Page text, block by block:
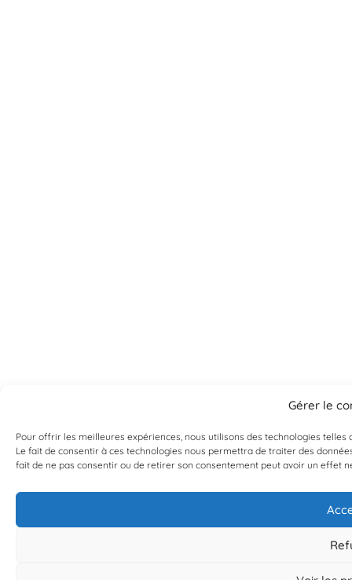
Gérer le
Pour offrir les meilleures expériences, nous utilisons des technologies
Le fait de consentir à ces technologies nous permettra de traiter des
fait de ne pas consentir ou de retirer son consentement peut avoir un effet